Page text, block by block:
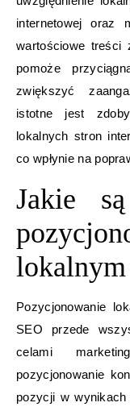
internetowej oraz
wartościowe treści
pomoże
zwiększyć
istotne jest
lokalnych stron
co wpłynie na
Jakie
Pozycjonowanie
SEO przede
celami
pozycjonowanie
pozycji w